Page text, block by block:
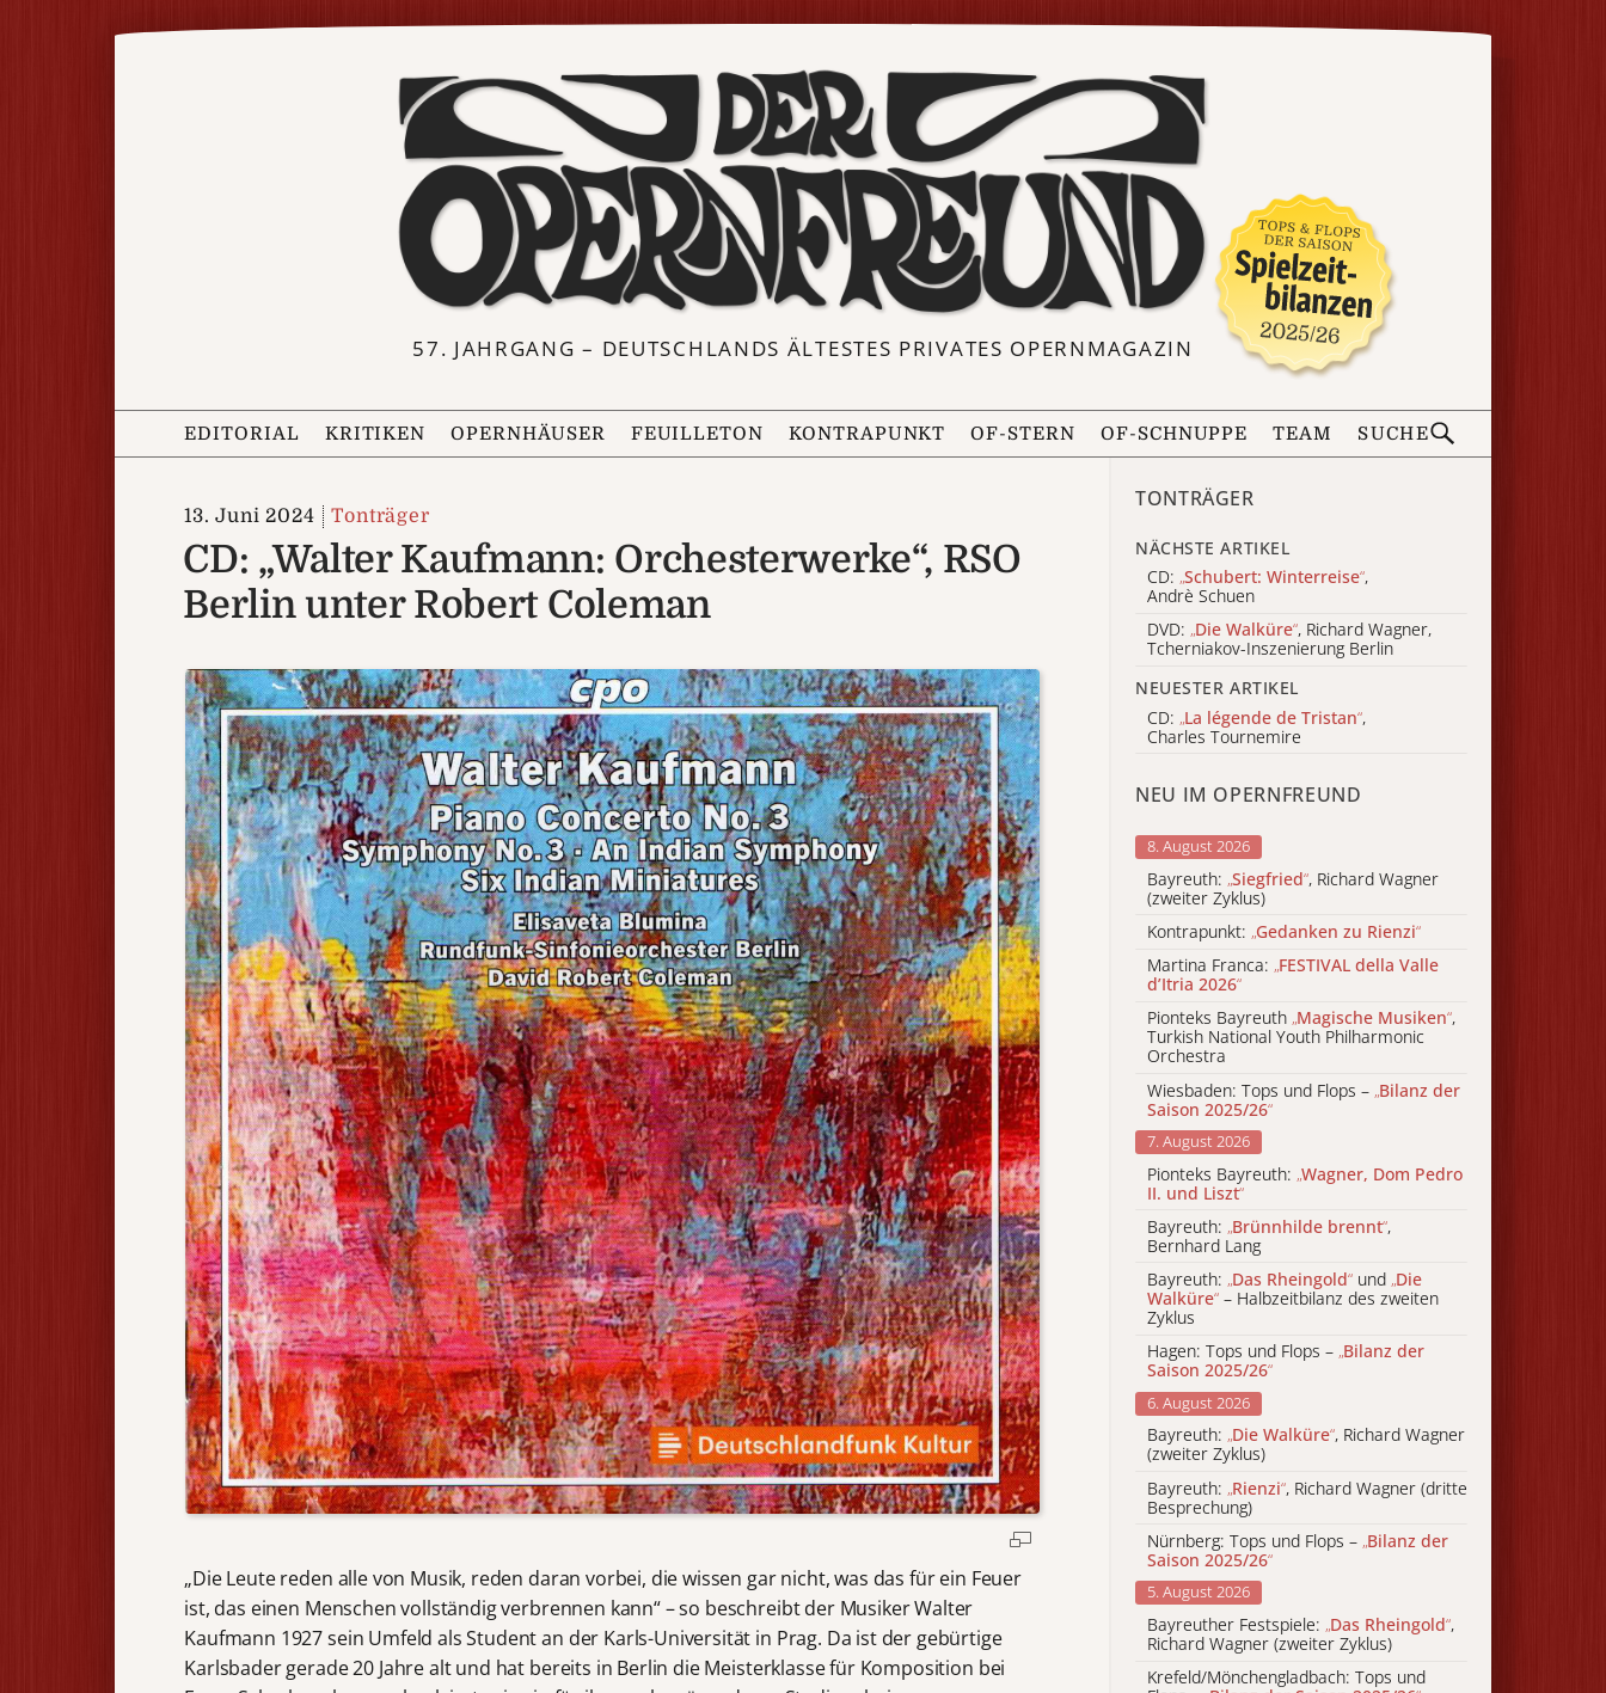
57. JAHRGANG – DEUTSCHLANDS ÄLTESTES PRIVATES OPERNMAGAZIN
EDITORIAL KRITIKEN OPERNHÄUSER FEUILLETON KONTRAPUNKT OF-STERN OF-SCHNUPPE TEAM SUCHE
13. Juni 2024 Tonträger
CD: „Walter Kaufmann: Orchesterwerke“, RSO
Berlin unter Robert Coleman
„Die Leute reden alle von Musik, reden daran vorbei, die wissen gar nicht, was das für ein Feuer
ist, das einen Menschen vollständig verbrennen kann“ – so beschreibt der Musiker Walter
Kaufmann 1927 sein Umfeld als Student an der Karls-Universität in Prag. Da ist der gebürtige
Karlsbader gerade 20 Jahre alt und hat bereits in Berlin die Meisterklasse für Komposition bei
TONTRÄGER
NÄCHSTE ARTIKEL
CD: „Schubert: Winterreise“,
Andrè Schuen
DVD: „Die Walküre“, Richard Wagner,
Tcherniakov-Inszenierung Berlin
NEUESTER ARTIKEL
CD: „La légende de Tristan“,
Charles Tournemire
NEU IM OPERNFREUND
8. August 2026
Bayreuth: „Siegfried“, Richard Wagner
(zweiter Zyklus)
Kontrapunkt: „Gedanken zu Rienzi“
Martina Franca: „FESTIVAL della Valle
d’Itria 2026“
Pionteks Bayreuth „Magische Musiken“,
Turkish National Youth Philharmonic
Orchestra
Wiesbaden: Tops und Flops – „Bilanz der
Saison 2025/26“
7. August 2026
Pionteks Bayreuth: „Wagner, Dom Pedro
II. und Liszt“
Bayreuth: „Brünnhilde brennt“,
Bernhard Lang
Bayreuth: „Das Rheingold“ und „Die
Walküre“ – Halbzeitbilanz des zweiten
Zyklus
Hagen: Tops und Flops – „Bilanz der
Saison 2025/26“
6. August 2026
Bayreuth: „Die Walküre“, Richard Wagner
(zweiter Zyklus)
Bayreuth: „Rienzi“, Richard Wagner (dritte
Besprechung)
Nürnberg: Tops und Flops – „Bilanz der
Saison 2025/26“
5. August 2026
Bayreuther Festspiele: „Das Rheingold“,
Richard Wagner (zweiter Zyklus)
Krefeld/Mönchengladbach: Tops und